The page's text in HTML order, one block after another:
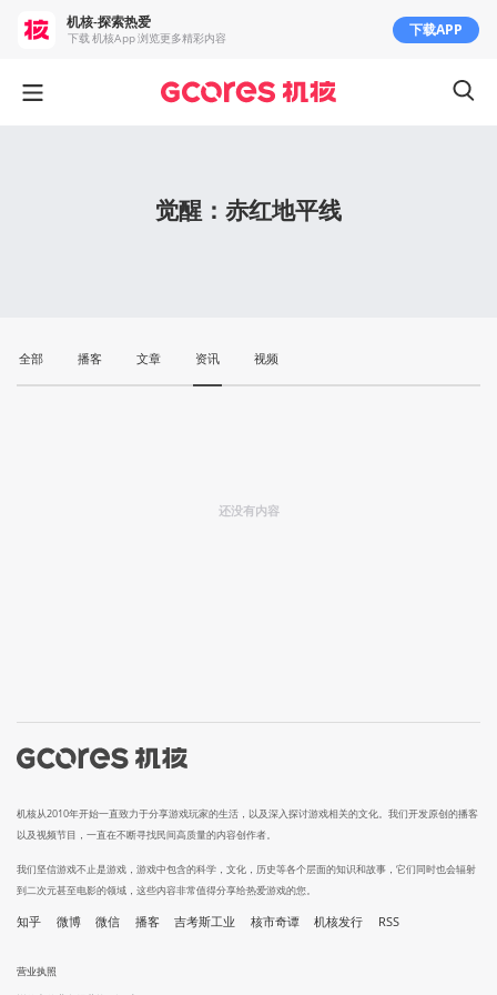
觉醒：赤红地平线
全部 播客 文章 资讯 视频
还没有内容
机核从2010年开始一直致力于分享游戏玩家的生活，以及深入探讨游戏相关的文化。我们开发原创的播客
以及视频节目，一直在不断寻找民间高质量的内容创作者。
我们坚信游戏不止是游戏，游戏中包含的科学，文化，历史等各个层面的知识和故事，它们同时也会辐射
到二次元甚至电影的领域，这些内容非常值得分享给热爱游戏的您。
知乎 微博 微信 播客 吉考斯工业 核市奇谭 机核发行 RSS
营业执照
机核-探索热爱
下载 机核App 浏览更多精彩内容 下载APP